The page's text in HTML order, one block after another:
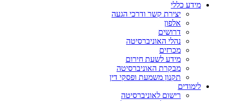
מידע כללי
יצירת קשר ודרכי הגעה
אלפון
דרושים
נהלי האוניברסיטה
מכרזים
מידע לשעת חירום
מבקרת האוניברסיטה
תקנון משמעת ופסקי דין
לימודים
רישום לאוניברסיטה